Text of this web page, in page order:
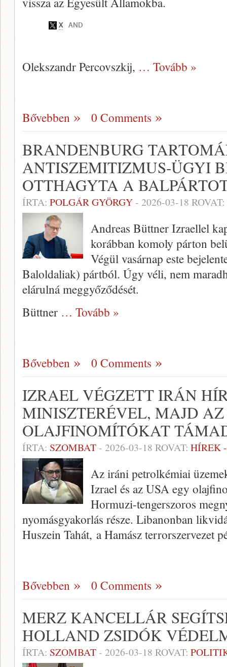
Olekszandr Percovszkij, … Tovább »
Bővebben 0 Comments
BRANDENBURG
ANTISZEMITIZMUS-ÜGYI
OTTHAGYTA A
ÍRTA: POLGÁR GYÖRGY- 2026-03-18 ROVAT:
Andreas Büttner Izraellel
korábban komoly párton
Végül vasárnap este
Baloldaliak) pártból. Úgy véli, nem
elárulná meggyőződését.
Büttner … Tovább »
Bővebben 0 Comments
IZRAEL VÉGZETT IRÁN
MINISZTERÉVEL, MAJD
OLAJFINOMÍTÓKAT
ÍRTA: SZOMBAT- 2026-03-18 ROVAT: HÍREK
Az iráni petrolkémiai
Izrael és az USA egy
Hormuzi-tengerszoros
nyomásgyakorlás része. Libanonban
Huszein Tahát, a Hamász terrorszervezet
Bővebben 0 Comments
MERZ KANCELLÁR
HOLLAND ZSIDÓK
ÍRTA: SZOMBAT- 2026-03-18 ROVAT: